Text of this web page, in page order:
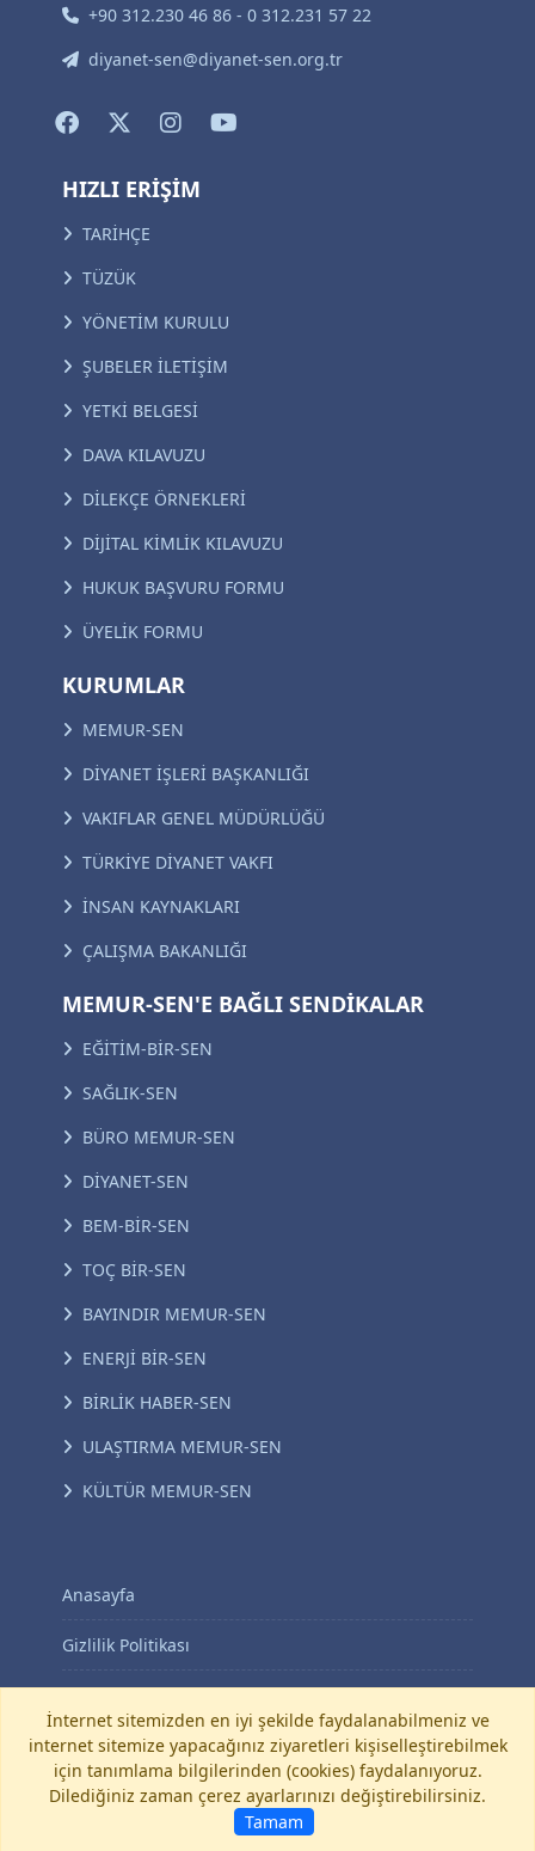
+90 312.230 46 86 - 0 312.231 57 22
diyanet-sen@diyanet-sen.org.tr
HIZLI ERİŞİM
TARİHÇE
TÜZÜK
YÖNETİM KURULU
ŞUBELER İLETİŞİM
YETKİ BELGESİ
DAVA KILAVUZU
DİLEKÇE ÖRNEKLERİ
DİJİTAL KİMLİK KILAVUZU
HUKUK BAŞVURU FORMU
ÜYELİK FORMU
KURUMLAR
MEMUR-SEN
DİYANET İŞLERİ BAŞKANLIĞI
VAKIFLAR GENEL MÜDÜRLÜĞÜ
TÜRKİYE DİYANET VAKFI
İNSAN KAYNAKLARI
ÇALIŞMA BAKANLIĞI
MEMUR-SEN'E BAĞLI SENDİKALAR
EĞİTİM-BİR-SEN
SAĞLIK-SEN
BÜRO MEMUR-SEN
DİYANET-SEN
BEM-BİR-SEN
TOÇ BİR-SEN
BAYINDIR MEMUR-SEN
ENERJİ BİR-SEN
BİRLİK HABER-SEN
ULAŞTIRMA MEMUR-SEN
KÜLTÜR MEMUR-SEN
Anasayfa
Gizlilik Politikası
KVKK Aydınlatma Metni
İletişim
Diyanet-Sen
İnternet sitemizden en iyi şekilde faydalanabilmeniz ve
internet sitemize yapacağınız ziyaretleri kişiselleştirebilmek
için tanımlama bilgilerinden (cookies) faydalanıyoruz.
Dilediğiniz zaman çerez ayarlarınızı değiştirebilirsiniz.
Tamam